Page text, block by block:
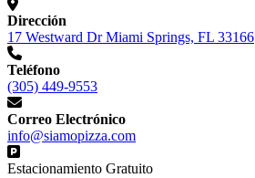
Dirección
17 Westward Dr Miami Springs, FL 33166
Teléfono
(305) 449-9553
Correo Electrónico
info@siamopizza.com
Estacionamiento Gratuito